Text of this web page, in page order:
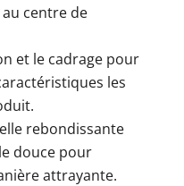
centre de
et le cadrage pour
les
rebondissante
douce pour
attrayante.